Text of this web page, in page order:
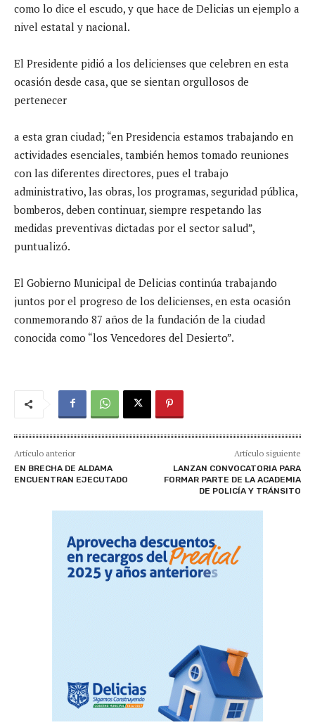
como lo dice el escudo, y que hace de Delicias un ejemplo a
nivel estatal y nacional.
El Presidente pidió a los delicienses que celebren en esta
ocasión desde casa, que se sientan orgullosos de
pertenecer
a esta gran ciudad; “en Presidencia estamos trabajando en
actividades esenciales, también hemos tomado reuniones
con las diferentes directores, pues el trabajo
administrativo, las obras, los programas, seguridad pública,
bomberos, deben continuar, siempre respetando las
medidas preventivas dictadas por el sector salud”,
puntualizó.
El Gobierno Municipal de Delicias continúa trabajando
juntos por el progreso de los delicienses, en esta ocasión
conmemorando 87 años de la fundación de la ciudad
conocida como “los Vencedores del Desierto”.
Artículo anterior
EN BRECHA DE ALDAMA
ENCUENTRAN EJECUTADO
Artículo siguiente
LANZAN CONVOCATORIA PARA
FORMAR PARTE DE LA ACADEMIA
DE POLICÍA Y TRÁNSITO